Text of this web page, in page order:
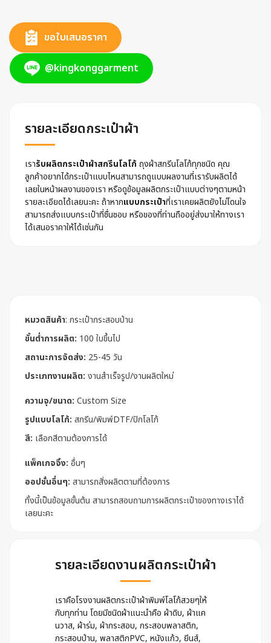
ขอใบเสนอราคา
@kingkonggarment
รายละเอียดกระเป๋าผ้า
เรารับผลิตกระเป๋าผ้าสกรีนโลโก้ ถุงผ้าสกรีนโลโก้ทุกชนิด คุณ
ลูกค้าอยากได้กระเป๋าแบบไหนสามารถดูแบบผลงานที่เรารับผลิตได้
เลยในหน้าผลงานของเรา หรือดูข้อมูลผลิตกระเป๋าแบบต่างๆตามหน้า
รายละเอียดได้เลยนะคะ ถ้าหากแบบกระเป๋าที่เราเคยผลิตยังไม่โดนใจ
สามารถส่งแบบกระเป๋าที่ชื่นชอบ หรือของที่ท่านถืออยู่ส่งมาให้ทางเรา
ได้เสนอราคาให้ได้เช่นกัน
หมวดสินค้า: กระเป๋ากระสอบป่าน
ขั้นต่ำการผลิต: 100 ใบขึ้นไป
สถานะการจัดส่ง: 25-45 วัน
ประเภทงานผลิต: งานสำเร็จรูป/งานผลิตใหม่
ความจุ/ขนาด: Custom Size
รูปแบบโลโก้: สกรีน/พิมพ์DTF/ปักโลโก้
สี: เลือกสีตามต้องการได้
แพ็คเกจจิ้ง: อื่นๆ
ออปชั่นอื่นๆ: สามารถสั่งผลิตตามที่ต้องการ
ทั้งนี้เป็นข้อมูลขั้นต้น สามารถสอบถามการผลิตกระเป๋าของทางเราได้
เลยนะคะ
รายละเอียดงานผลิตกระเป๋าผ้า
เราคือโรงงานผลิตกระเป๋าผ้าพิมพ์โลโก้สวยๆให้
กับทุกท่าน โดยมีชนิดผ้าแนะนำคือ ผ้าดิบ, ผ้าแค
นวาส, ผ้าร่ม, ผ้ากระสอบ, กระสอบพลาสติก,
กระสอบป่าน, พลาสติกPVC, หนังแก้ว, ยีนส์,